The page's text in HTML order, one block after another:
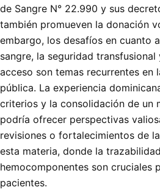
de Sangre N° 22.990 y sus
también promueven la donación
embargo, los desafíos en cuanto
sangre, la seguridad transfusional
acceso son temas recurrentes en
pública. La experiencia
criterios y la consolidación de un
podría ofrecer perspectivas
revisiones o fortalecimientos de
esta materia, donde la
hemocomponentes son cruciales
pacientes.